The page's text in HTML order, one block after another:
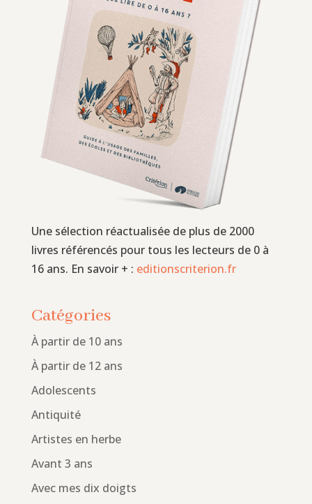
Une sélection réactualisée de plus de 2000
livres référencés pour tous les lecteurs de 0 à
16 ans. En savoir + : editionscriterion.fr
Catégories
À partir de 10 ans
À partir de 12 ans
Adolescents
Antiquité
Artistes en herbe
Avant 3 ans
Avec mes dix doigts